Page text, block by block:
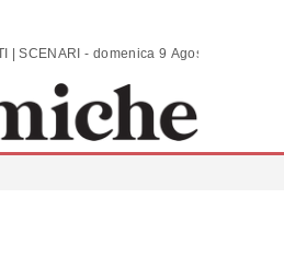
ANALISI | COMMENTI | SCENARI - domenica 9 Agosto 2026